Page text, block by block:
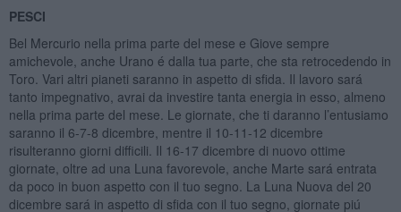
PESCI
Bel Mercurio nella prima parte del mese e Giove sempre
amichevole, anche Urano é dalla tua parte, che sta retrocedendo in
Toro. Vari altri pianeti saranno in aspetto di sfida. Il lavoro sará
tanto impegnativo, avrai da investire tanta energia in esso, almeno
nella prima parte del mese. Le giornate, che ti daranno l’entusiamo
saranno il 6-7-8 dicembre, mentre il 10-11-12 dicembre
risulteranno giorni difficili. Il 16-17 dicembre di nuovo ottime
giornate, oltre ad una Luna favorevole, anche Marte sará entrata
da poco in buon aspetto con il tuo segno. La Luna Nuova del 20
dicembre sará in aspetto di sfida con il tuo segno, giornate piú